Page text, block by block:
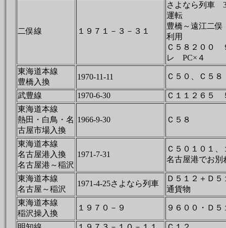
二俣線 １９７１－３－３１
さよなら列車
運転
豊橋～遠江二
利用
Ｃ５８２００
レ PC×４
東海道本線
豊橋入換
1970-11-11 Ｃ５０、Ｃ５８
武豊線 1970-6-30
Ｃ１１２６５
東海道本線
熱田・白鳥・名
古屋市場入換
1966-9-30 Ｃ５８
東海道本線
名古屋港入換
名古屋港～稲沢
1971-7-31
Ｃ５０１０１、
名古屋港でお別
東海道本線
名古屋～稲沢
1971-4-25さよなら列車
Ｄ５１２＋Ｄ
通貨物
東海道本線
稲沢操入換
１９７０－９ ９６００・Ｄ